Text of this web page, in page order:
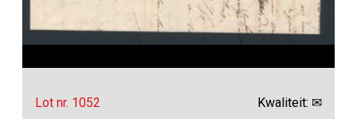
Lot nr. 1052 Kwaliteit: ✉